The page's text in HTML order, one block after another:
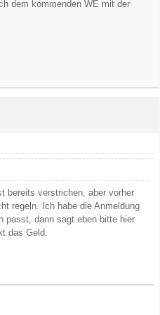
dem kommenden WE mit der
bereits verstrichen, aber vorher
regeln. Ich habe die Anmeldung
passt, dann sagt eben bitte hier
das Geld.